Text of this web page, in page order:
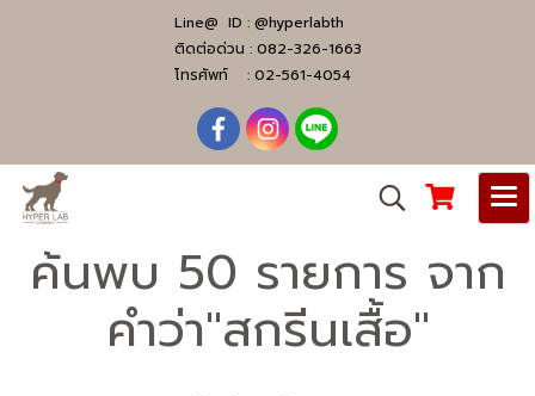
Line@ ID : @hyperlabth
ติดต่อด่วน : 082-326-1663
โทรศัพท์ : 02-561-4054
ค้นพบ 50 รายการ จาก
คำว่า"สกรีนเสื้อ"